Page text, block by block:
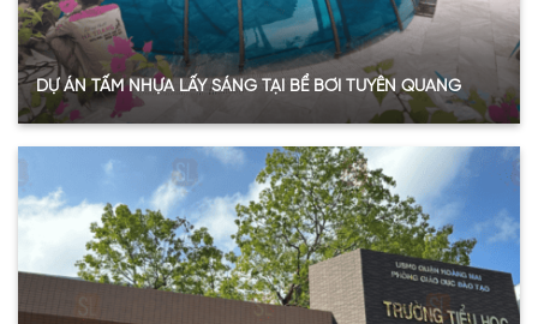
DỰ ÁN TẤM NHỰA LẤY SÁNG TẠI BỂ BƠI TUYÊN QUANG
Hạng mục:
Tấm nhựa lấy sáng
Loại:
Tấm Poly đặc ruột
Thông số:Dày 3mm – Màu xanh hồ
2021